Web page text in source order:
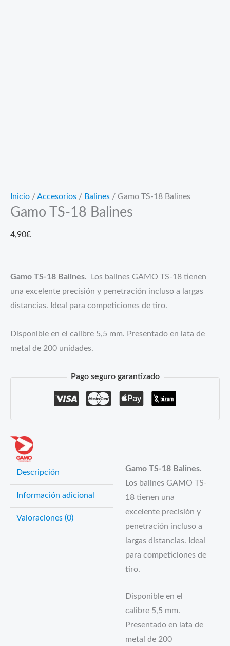
Inicio / Accesorios / Balines / Gamo TS-18 Balines
Gamo TS-18 Balines
4,90€
Gamo TS-18 Balines.
Los balines GAMO TS-18 tienen
una excelente precisión y penetración incluso a largas
distancias. Ideal para competiciones de tiro.
Disponible en el calibre 5,5 mm. Presentado en lata de
metal de 200 unidades.
Pago seguro garantizado
Descripción
Información adicional
Valoraciones (0)
Gamo TS-18 Balines.
Los balines GAMO TS-
18 tienen una
excelente precisión y
penetración incluso a
largas distancias. Ideal
para competiciones de
tiro.
Disponible en el
calibre 5,5 mm.
Presentado en lata de
metal de 200